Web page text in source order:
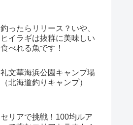
釣ったらリリース？いや、
ヒイラギは抜群に美味しい
食べれる魚です！
礼文華海浜公園キャンプ場
（北海道釣りキャンプ）
セリアで挑戦！100均ルア